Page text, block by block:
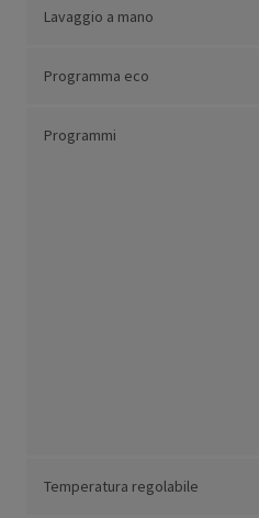
Lavaggio a mano
Programma eco
Programmi
Temperatura regolabile